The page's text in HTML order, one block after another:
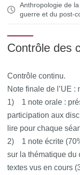
Anthropologie de
guerre et du post-
Contrôle des
Contrôle continu.
Note finale de l’UE :
1) 1 note orale :
participation aux
lire pour chaque
2) 1 note écrite
sur la thématique du
textes vus en cours